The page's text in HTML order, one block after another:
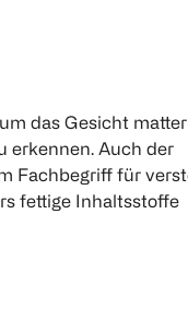
das Gesicht matter
erkennen. Auch der
Fachbegriff für
fettige Inhaltsstoffe